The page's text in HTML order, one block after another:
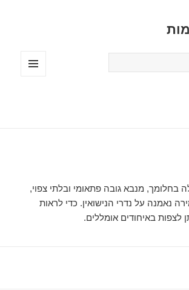
בחלומך, מנבא גובה פתאומי ובלתי צפוי,
נאמנה על נדרי הנישואין. כדי לראות
לצפות באיחודים אומללים.